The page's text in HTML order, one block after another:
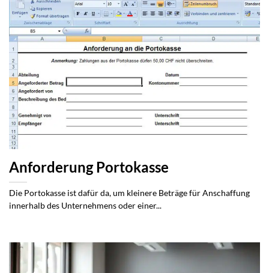
Anforderung Portokasse
Die Portokasse ist dafür da, um kleinere Beträge für Anschaffung
innerhalb des Unternehmens oder einer...